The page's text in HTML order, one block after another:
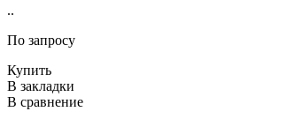
..
По запросу
Купить
В закладки
В сравнение